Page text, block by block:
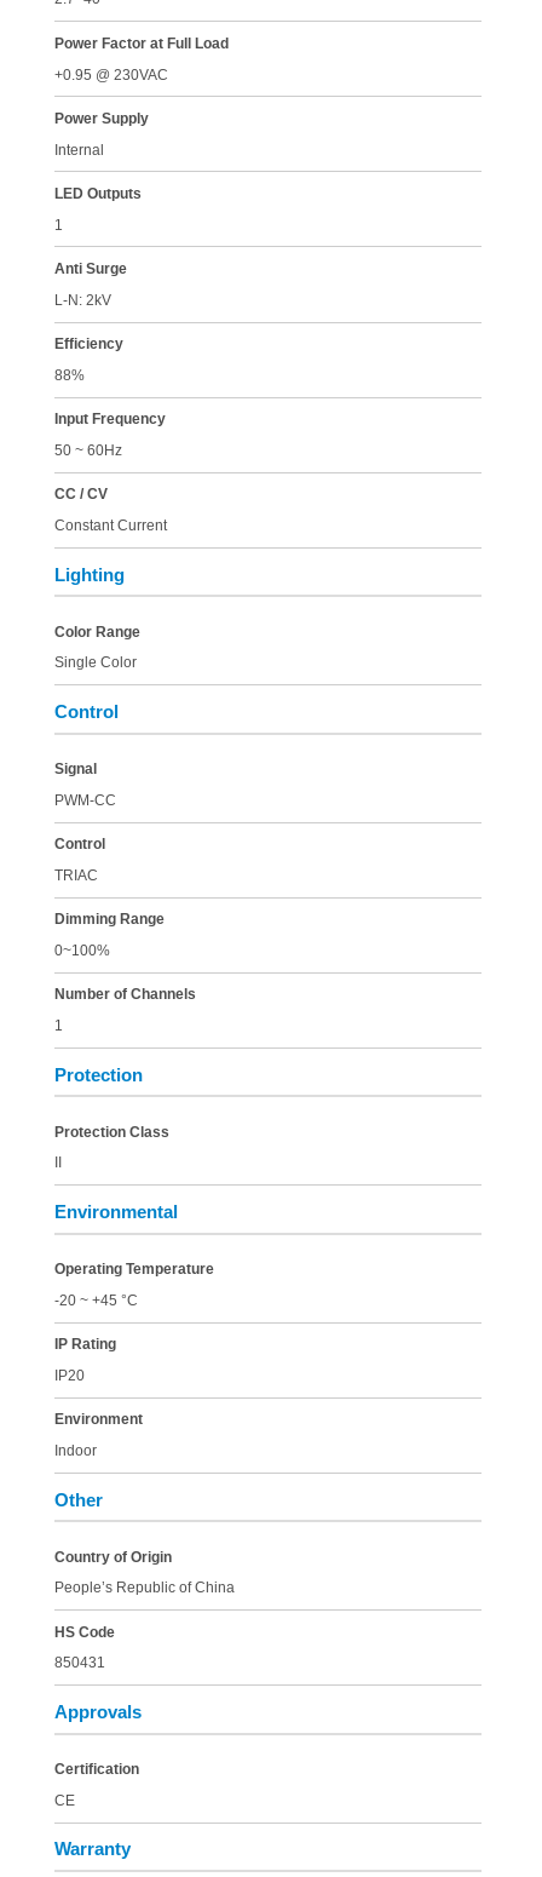
Power Factor at Full Load
+0.95 @ 230VAC
Power Supply
Internal
LED Outputs
1
Anti Surge
L-N: 2kV
Efficiency
88%
Input Frequency
50 ~ 60Hz
CC / CV
Constant Current
Lighting
Color Range
Single Color
Control
Signal
PWM-CC
Control
TRIAC
Dimming Range
0~100%
Number of Channels
1
Protection
Protection Class
Environmental
Operating Temperature
-20 ~ +45 °C
IP Rating
IP20
Environment
Indoor
Other
Country of Origin
People’s Republic of China
HS Code
850431
Approvals
Certification
CE
Warranty